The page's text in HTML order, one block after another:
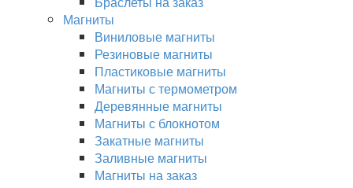
Магниты
Виниловые магниты
Резиновые магниты
Пластиковые магниты
Магниты с термометром
Деревянные магниты
Магниты с блокнотом
Закатные магниты
Заливные магниты
Магниты на заказ